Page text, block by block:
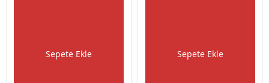
Sepete Ekle Sepete Ekle